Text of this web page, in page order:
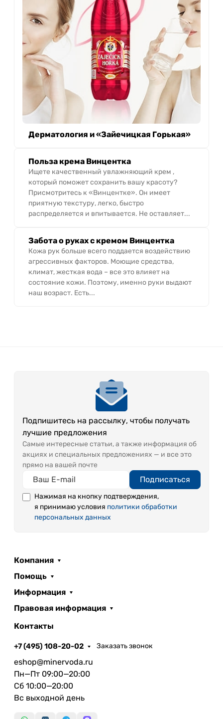
Дерматология и «Зайечицкая Горькая»
Польза крема Винцентка
Ищете качественный увлажняющий крем ,
который поможет сохранить вашу красоту?
Присмотритесь к «Винцентке». Он имеет
приятную текстуру, легко, быстро
распределяется и впитывается. Не оставляет...
Забота о руках с кремом Винцентка
Кожа рук больше всего поддается воздействию
агрессивных факторов. Моющие средства,
климат, жесткая вода – все это влияет на
состояние кожи. Поэтому, именно руки выдают
наш возраст. Есть...
Подпишитесь на рассылку, чтобы получать
лучшие предложения
Самые интересные статьи, а также информация об
акциях и специальных предложениях — и все это
прямо на вашей почте
Подписаться
Нажимая на кнопку подтверждения,
я принимаю условия политики обработки
персональных данных
Компания
Помощь
Информация
Правовая информация
Контакты
+7 (495) 108-20-02 Заказать звонок
eshop@minervoda.ru
Пн—Пт 09:00—20:00
Сб 10:00—20:00
Вс выходной день